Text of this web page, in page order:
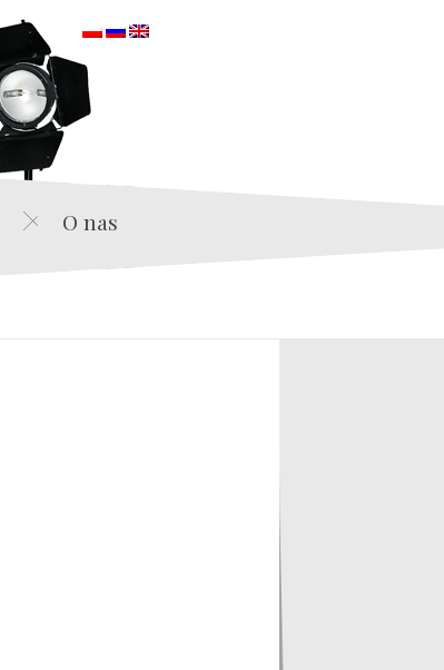
O nas